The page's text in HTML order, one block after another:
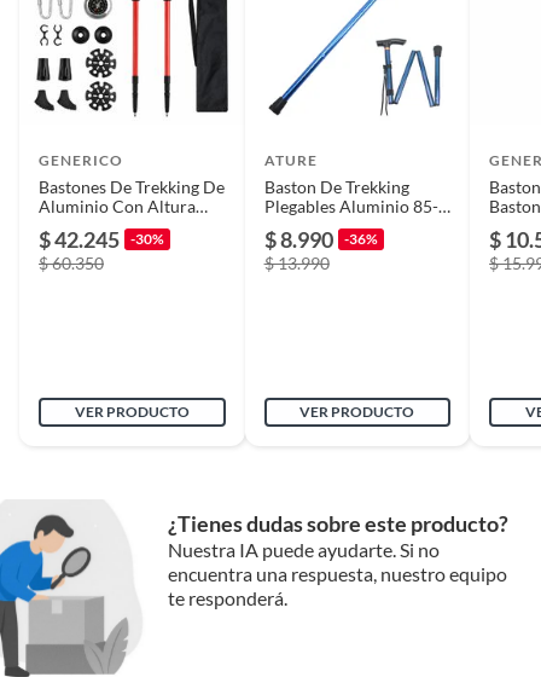
GENERICO
Bastones De Trekking De
Aluminio Con Altura
Regulable Rojo
$ 42.245 -30%
$ 60.350
VER PRODUCTO
ATURE
Baston De Trekking
Plegables Aluminio 85-
95cm Azul
$ 8.990 -36%
$ 13.990
VER PRODUCTO
$
$
¿Tienes dudas sobre este producto?
Nuestra IA puede ayudarte. Si no
encuentra una respuesta, nuestro equipo
te responderá.